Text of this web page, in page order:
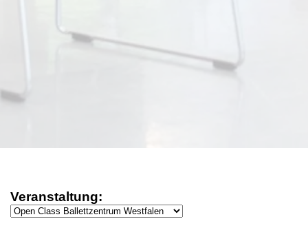
Veranstaltung: